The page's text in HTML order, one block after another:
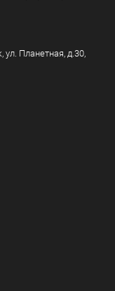
ул. Планетная, д.30,